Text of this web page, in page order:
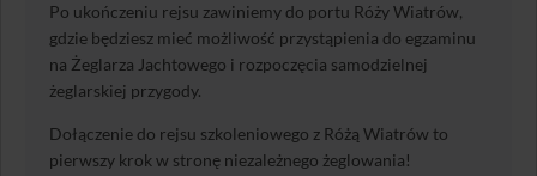
Po ukończeniu rejsu zawiniemy do portu Róży Wiatrów,
gdzie będziesz mieć możliwość przystąpienia do egzaminu
na Żeglarza Jachtowego i rozpoczęcia samodzielnej
żeglarskiej przygody.
Dołączenie do rejsu szkoleniowego z Różą Wiatrów to
pierwszy krok w stronę niezależnego żeglowania!